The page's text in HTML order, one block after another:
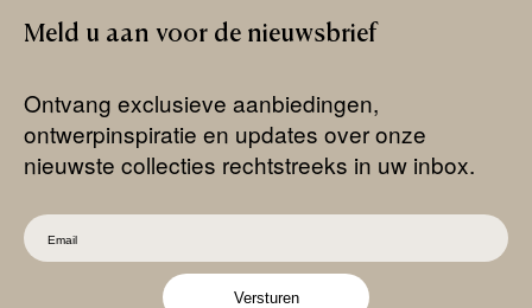
Meld u aan voor de nieuwsbrief
Ontvang exclusieve aanbiedingen,
ontwerpinspiratie en updates over onze
nieuwste collecties rechtstreeks in uw inbox.
Versturen